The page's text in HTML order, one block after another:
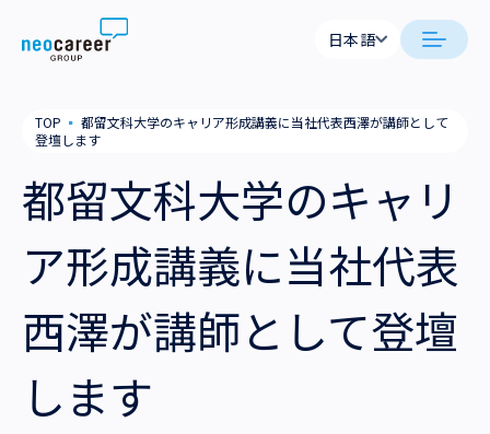
Skip to content
日本語
neocareer について
私たちの考え方
就労支援
業務支援
会社概要
役員一覧
拠点一覧
サステナビリティ
採用情報
日本語
TOP ▪ 都留文科大学のキャリア形成講義に当社代表西澤が講師として
登壇します
都留文科大学のキャリ
ア形成講義に当社代表
西澤が講師として登壇
します